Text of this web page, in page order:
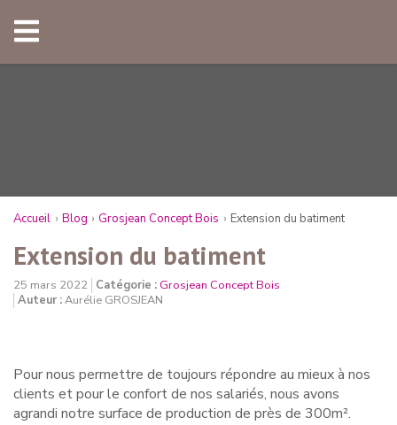
Accueil Blog Grosjean Concept Bois Extension du batiment
Extension du batiment
25 mars 2022 Catégorie : Grosjean Concept Bois
Auteur :Aurélie GROSJEAN
Pour nous permettre de toujours répondre au mieux à nos
clients et pour le confort de nos salariés, nous avons
agrandi notre surface de production de près de 300m².